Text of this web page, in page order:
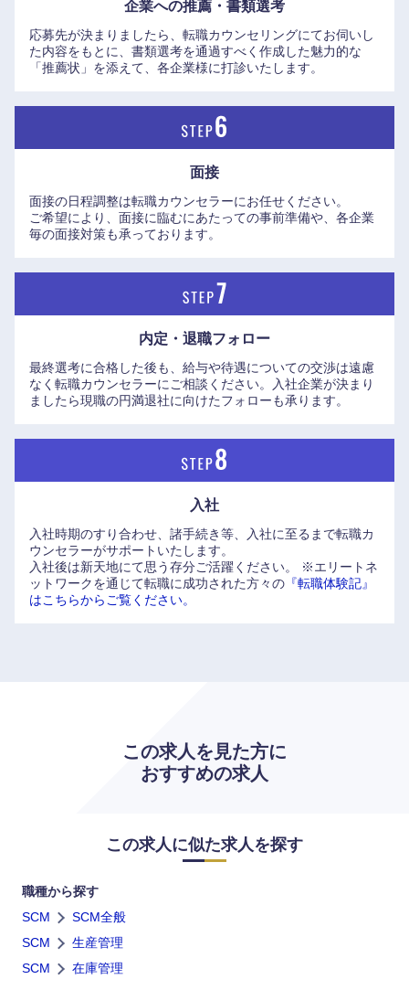
企業への推薦・書類選考
応募先が決まりましたら、転職カウンセリングにてお伺いし
た内容をもとに、書類選考を通過すべく作成した魅力的な
「推薦状」を添えて、各企業様に打診いたします。
面接
面接の日程調整は転職カウンセラーにお任せください。
ご希望により、面接に臨むにあたっての事前準備や、各企業
毎の面接対策も承っております。
内定・退職フォロー
最終選考に合格した後も、給与や待遇についての交渉は遠慮
なく転職カウンセラーにご相談ください。入社企業が決まり
ましたら現職の円満退社に向けたフォローも承ります。
入社
入社時期のすり合わせ、諸手続き等、入社に至るまで転職カ
ウンセラーがサポートいたします。
入社後は新天地にて思う存分ご活躍ください。
※エリートネ
ットワークを通じて転職に成功された方々の 『転職体験記』
はこちらからご覧ください。
この求人を見た方に
おすすめの求人
この求人に似た求人を探す
職種から探す
SCM
SCM全般
SCM
生産管理
SCM
在庫管理
高知県
九州・沖縄
宮崎県